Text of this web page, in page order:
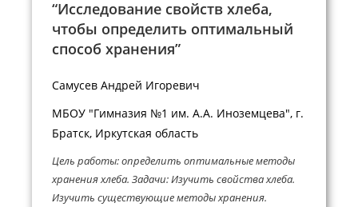
“Исследование свойств хлеба,
чтобы определить оптимальный
способ хранения”
Самусев Андрей Игоревич
МБОУ "Гимназия №1 им. А.А. Иноземцева", г.
Братск, Иркутская область
Цель работы: определить оптимальные методы
хранения хлеба. Задачи: Изучить свойства хлеба.
Изучить существующие методы хранения.